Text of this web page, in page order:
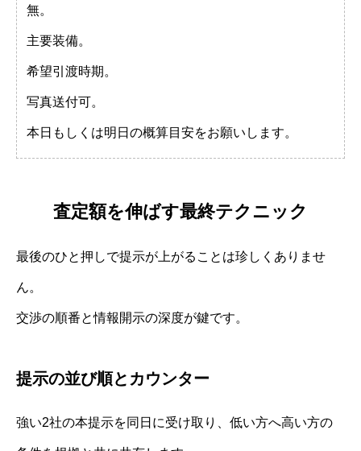
無。
主要装備。
希望引渡時期。
写真送付可。
本日もしくは明日の概算目安をお願いします。
査定額を伸ばす最終テクニック
最後のひと押しで提示が上がることは珍しくありませ
ん。
交渉の順番と情報開示の深度が鍵です。
提示の並び順とカウンター
強い2社の本提示を同日に受け取り、低い方へ高い方の